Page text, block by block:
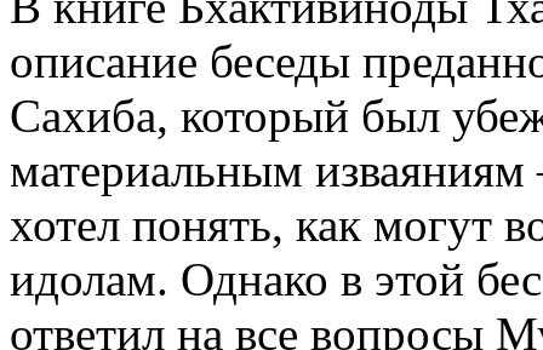
описание беседы
Сахиба, который был
материальным
хотел понять, как могут
идолам. Однако в этой
ответил на все вопросы